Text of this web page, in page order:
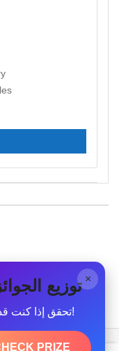
× 🎉 توزيع
تحقق إذا كنت قد فزت!
PRIZE